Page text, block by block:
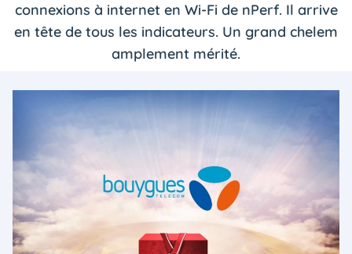
connexions à internet en Wi-Fi de nPerf. Il arrive
en tête de tous les indicateurs. Un grand chelem
amplement mérité.